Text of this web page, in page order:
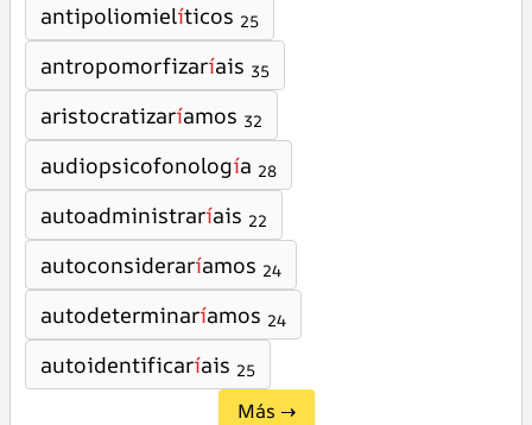
antipoliomielíticos 25
antropomorfizaríais 35
aristocratizaríamos 32
audiopsicofonología 28
autoadministraríais 22
autoconsideraríamos 24
autodeterminaríamos 24
autoidentificaríais 25
Más →